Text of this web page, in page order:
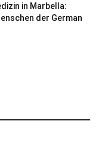
in Marbella:
der German